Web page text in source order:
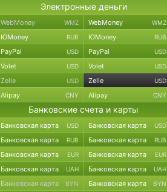
Электронные деньги
WebMoney WMZ WebMoney WMZ
ЮMoney RUB ЮMoney RUB
PayPal USD PayPal USD
Volet USD Volet USD
Zelle USD Zelle USD
Alipay CNY Alipay CNY
Банковские счета и карты
Банковская карта USD Банковская карта USD
Банковская карта RUB Банковская карта RUB
Банковская карта EUR Банковская карта EUR
Банковская карта UAH Банковская карта UAH
Банковская карта BYN Банковская карта BYN